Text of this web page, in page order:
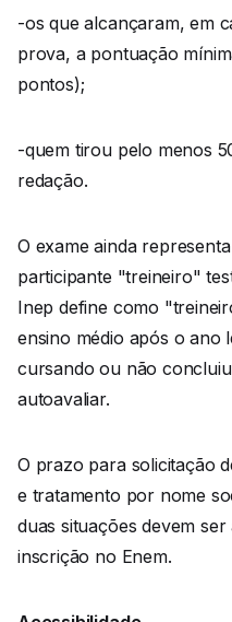
-os que alcançaram, em
prova, a pontuação
pontos);
-quem tirou pelo menos
redação.
O exame ainda
participante "treineiro"
Inep define como
ensino médio após o ano
cursando ou não
autoavaliar.
O prazo para solicitação
e tratamento por nome
duas situações devem
inscrição no Enem.